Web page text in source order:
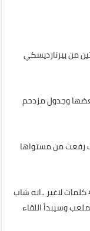
من بيرنارديسكي
بعضها وجدول مزدحم
رفعت من مستواها
ماتويدي ؟ اعتقد انه منذ وصوله لليوفنتوس أفاد 4 كلمات لاغير ..انه شاب
وسيبدأ اللقاء